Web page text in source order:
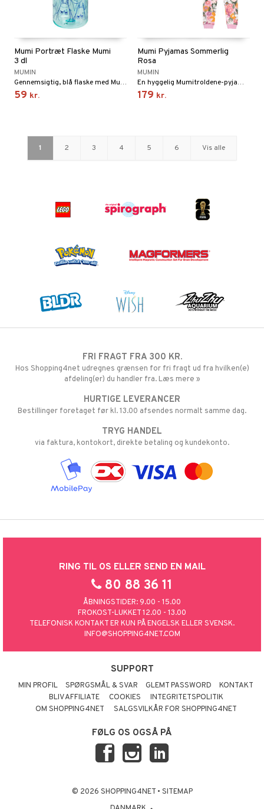
Mumi Portræt Flaske Mumi
3 dl
MUMIN
Gennemsigtig, blå flaske med Mumi.
59 kr.
Mumi Pyjamas Sommerlig
Rosa
MUMIN
En hyggelig Mumitroldene-pyjamas i to dele.
179 kr.
1 2 3 4 5 6 Vis alle
FRI FRAGT FRA 300 KR.
Hos Shopping4net udregnes grænsen for fri fragt ud fra hvilken(e)
afdeling(er) du handler fra. Læs mere »
HURTIGE LEVERANCER
Bestillinger foretaget før kl. 13.00 afsendes normalt samme dag.
TRYG HANDEL
via faktura, kontokort, direkte betaling og kundekonto.
RING TIL OS ELLER SEND EN MAIL
80 88 36 11
ÅBNINGSTIDER: 9.00 - 15.00
FROKOST-LUKKET 12.00 - 13.00
TELEFONISK KONTAKT ER KUN PÅ ENGELSK ELLER SVENSK.
INFO@SHOPPING4NET.COM
SUPPORT
MIN PROFIL SPØRGSMÅL & SVAR GLEMT PASSWORD
KONTAKT
BLIV AFFILIATE
COOKIES
INTEGRITETSPOLITIK
OM SHOPPING4NET
SALGSVILKÅR FOR SHOPPING4NET
FØLG OS OGSÅ PÅ
© 2026 SHOPPING4NET • SITEMAP